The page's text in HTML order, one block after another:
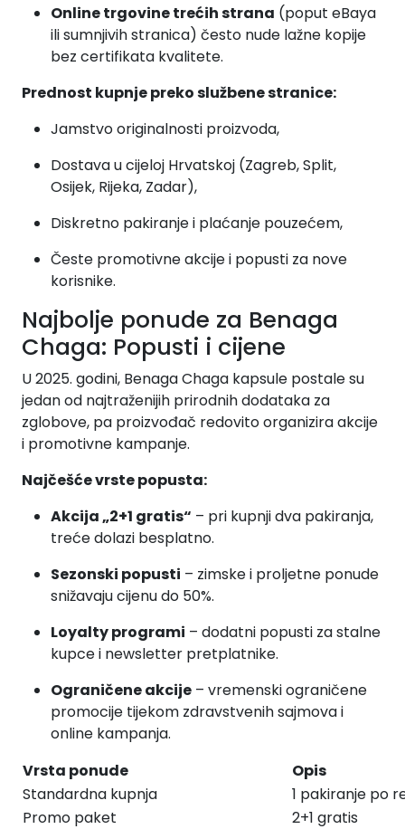
Online trgovine trećih strana (poput eBaya
ili sumnjivih stranica) često nude lažne kopije
bez certifikata kvalitete.
Prednost kupnje preko službene stranice:
Jamstvo originalnosti proizvoda,
Dostava u cijeloj Hrvatskoj (Zagreb, Split,
Osijek, Rijeka, Zadar),
Diskretno pakiranje i plaćanje pouzećem,
Česte promotivne akcije i popusti za nove
korisnike.
Najbolje ponude za Benaga
Chaga: Popusti i cijene
U 2025. godini, Benaga Chaga kapsule postale su
jedan od najtraženijih prirodnih dodataka za
zglobove, pa proizvođač redovito organizira akcije
i promotivne kampanje.
Najčešće vrste popusta:
Akcija „2+1 gratis“ – pri kupnji dva pakiranja,
treće dolazi besplatno.
Sezonski popusti – zimske i proljetne ponude
snižavaju cijenu do 50%.
Loyalty programi – dodatni popusti za stalne
kupce i newsletter pretplatnike.
Ograničene akcije – vremenski ograničene
promocije tijekom zdravstvenih sajmova i
online kampanja.
Vrsta ponude
Opis
Standardna kupnja
1 pakiranje po
Promo paket
2+1 gratis